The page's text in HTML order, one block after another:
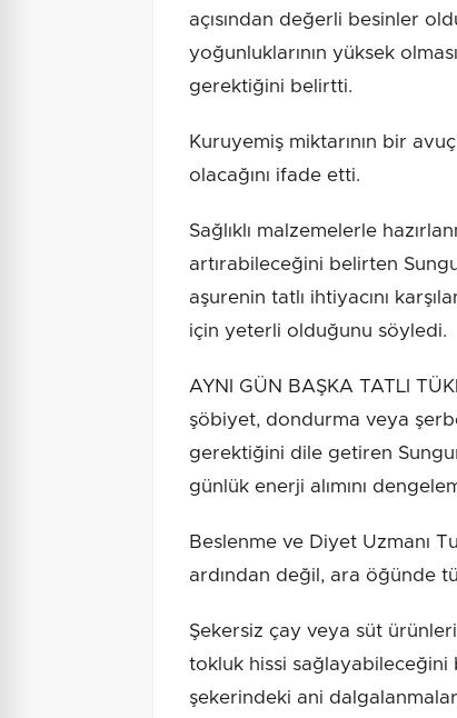
açısından değerli besinler
yoğunluklarının yüksek
gerektiğini belirtti.
Kuruyemiş miktarının bir
olacağını ifade etti.
Sağlıklı malzemelerle
artırabileceğini belirten
aşurenin tatlı ihtiyacını
için yeterli olduğunu söyledi.
AYNI GÜN BAŞKA TATLI
şöbiyet, dondurma veya
gerektiğini dile getiren
günlük enerji alımını
Beslenme ve Diyet Uzmanı
ardından değil, ara öğünde
Şekersiz çay veya süt
tokluk hissi sağlayabileceğini
şekerindeki ani